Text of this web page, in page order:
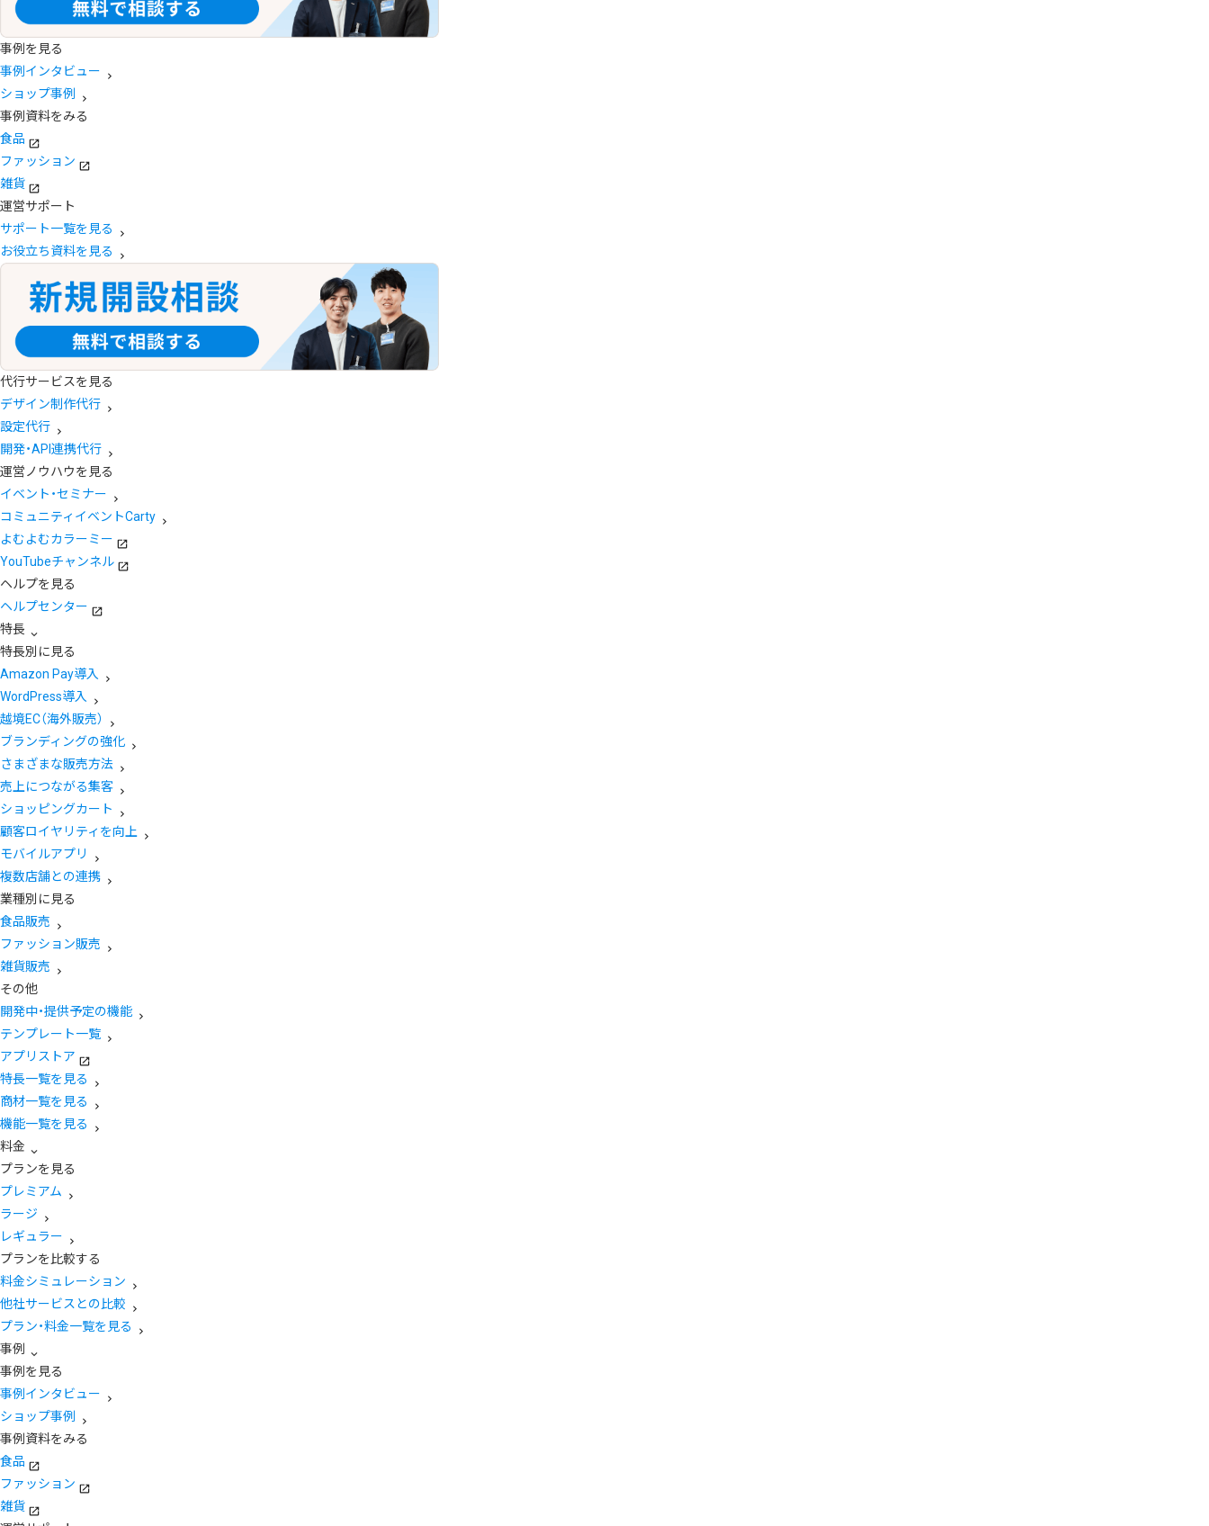
事例を見る
事例インタビュー
ショップ事例
事例資料をみる
食品
ファッション
雑貨
運営サポート
サポート一覧を見る
お役立ち資料を見る
代行サービスを見る
デザイン制作代行
設定代行
開発・API連携代行
運営ノウハウを見る
イベント・セミナー
コミュニティイベントCarty
よむよむカラーミー
YouTubeチャンネル
ヘルプを見る
ヘルプセンター
特長
特長別に見る
Amazon Pay導入
WordPress導入
越境EC（海外販売）
ブランディングの強化
さまざまな販売方法
売上につながる集客
ショッピングカート
顧客ロイヤリティを向上
モバイルアプリ
複数店舗との連携
業種別に見る
食品販売
ファッション販売
雑貨販売
その他
開発中・提供予定の機能
テンプレート一覧
アプリストア
特長一覧を見る
商材一覧を見る
機能一覧を見る
料金
プランを見る
プレミアム
ラージ
レギュラー
プランを比較する
料金シミュレーション
他社サービスとの比較
プラン・料金一覧を見る
事例
事例を見る
事例インタビュー
ショップ事例
事例資料をみる
食品
ファッション
雑貨